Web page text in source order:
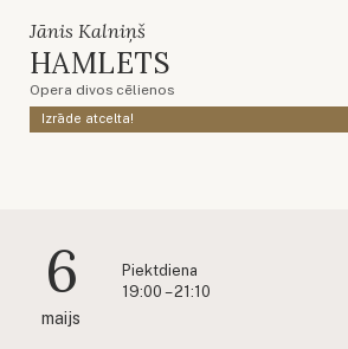
Jānis Kalniņš
HAMLETS
Opera divos cēlienos
Izrāde atcelta!
6
maijs
Piektdiena
19:00 – 21:10